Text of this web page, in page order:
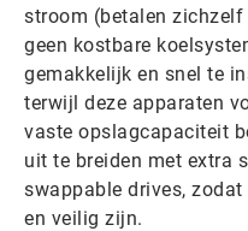
stroom (betalen
geen kostbare
gemakkelijk en snel te
terwijl deze apparaten
vaste opslagcapaciteit
uit te breiden met extra
swappable drives,
en veilig zijn.